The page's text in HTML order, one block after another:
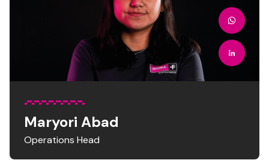
Maryori Abad
Operations Head